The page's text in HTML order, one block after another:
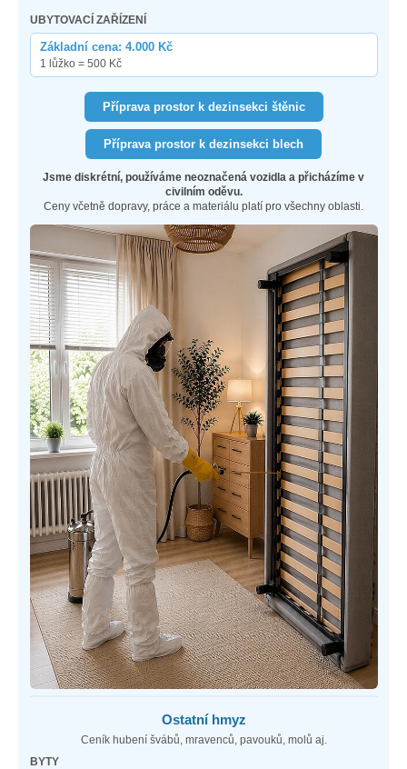
UBYTOVACÍ ZAŘÍZENÍ
Základní cena: 4.000 Kč
1 lůžko = 500 Kč
Příprava prostor k dezinsekci štěnic
Příprava prostor k dezinsekci blech
Jsme diskrétní, používáme neoznačená vozidla a přicházíme v
civilním oděvu.
Ceny včetně dopravy, práce a materiálu platí pro všechny oblasti.
Ostatní hmyz
Ceník hubení švábů, mravenců, pavouků, molů aj.
BYTY